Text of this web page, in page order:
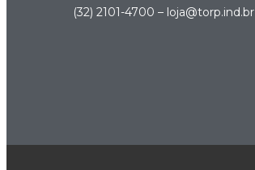
(32) 2101-4700 – loja@torp.ind.br